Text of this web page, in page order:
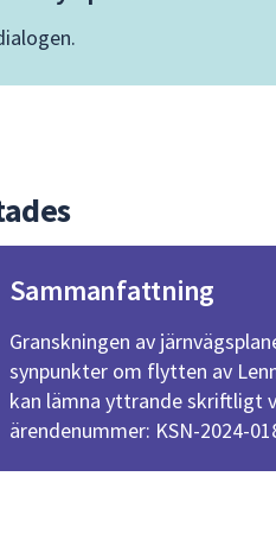
Sammanfattning
Granskningen av
synpunkter om flytten av
kan lämna yttrande skriftligt
ärendenummer: KSN-2024-